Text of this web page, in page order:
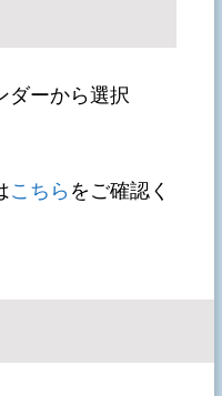
ーから選択
こちら をご確認く